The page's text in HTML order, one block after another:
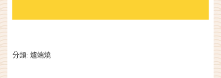
分類: 爐端燒